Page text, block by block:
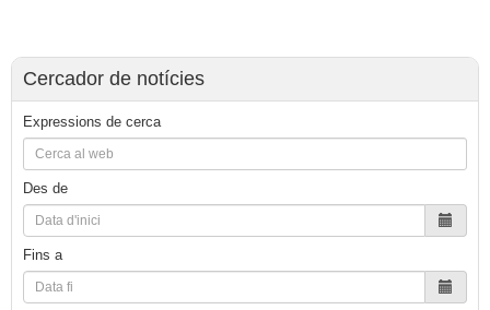
Cercador de notícies
Expressions de cerca
Des de
Fins a